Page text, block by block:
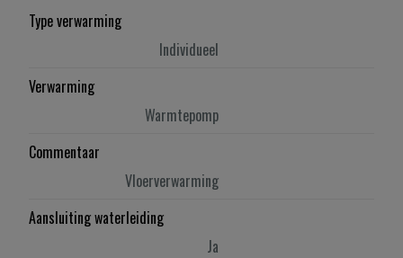
Type verwarming
Individueel
Verwarming
Warmtepomp
Commentaar
Vloerverwarming
Aansluiting waterleiding
Ja